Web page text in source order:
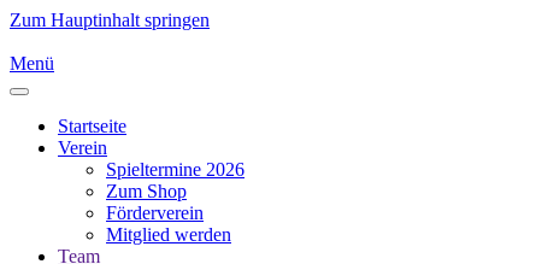
Zum Hauptinhalt springen
Menü
Startseite
Verein
Spieltermine 2026
Zum Shop
Förderverein
Mitglied werden
Team